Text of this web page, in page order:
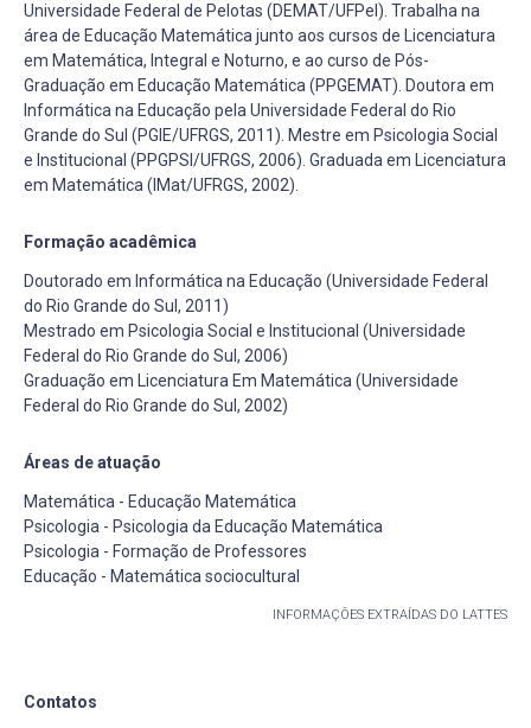
Universidade Federal de Pelotas (DEMAT/UFPel). Trabalha na
área de Educação Matemática junto aos cursos de Licenciatura
em Matemática, Integral e Noturno, e ao curso de Pós-
Graduação em Educação Matemática (PPGEMAT). Doutora em
Informática na Educação pela Universidade Federal do Rio
Grande do Sul (PGIE/UFRGS, 2011). Mestre em Psicologia Social
e Institucional (PPGPSI/UFRGS, 2006). Graduada em Licenciatura
em Matemática (IMat/UFRGS, 2002).
Formação acadêmica
Doutorado em Informática na Educação (Universidade Federal
do Rio Grande do Sul, 2011)
Mestrado em Psicologia Social e Institucional (Universidade
Federal do Rio Grande do Sul, 2006)
Graduação em Licenciatura Em Matemática (Universidade
Federal do Rio Grande do Sul, 2002)
Áreas de atuação
Matemática - Educação Matemática
Psicologia - Psicologia da Educação Matemática
Psicologia - Formação de Professores
Educação - Matemática sociocultural
INFORMAÇÕES EXTRAÍDAS DO LATTES
Contatos